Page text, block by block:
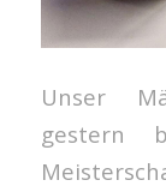
Unser
gestern